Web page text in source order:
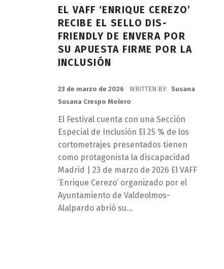
EL VAFF ‘ENRIQUE CEREZO’
RECIBE EL SELLO DIS-
FRIENDLY DE ENVERA POR
SU APUESTA FIRME POR LA
INCLUSIÓN
23 de marzo de 2026 WRITTEN BY:
Susana
Susana Crespo Molero
El Festival cuenta con una Sección
Especial de Inclusión El 25 % de los
cortometrajes presentados tienen
como protagonista la discapacidad
Madrid | 23 de marzo de 2026 El VAFF
‘Enrique Cerezo’ organizado por el
Ayuntamiento de Valdeolmos-
Alalpardo abrió su…